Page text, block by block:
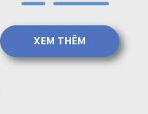
XEM THÊM